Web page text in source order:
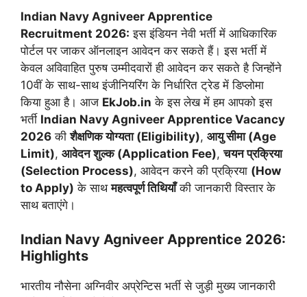
Indian Navy Agniveer Apprentice
Recruitment 2026: इस इंडियन नेवी भर्ती में आधिकारिक
पोर्टल पर जाकर ऑनलाइन आवेदन कर सकते हैं। इस भर्ती में
केवल अविवाहित पुरुष उम्मीदवारों ही आवेदन कर सकते है जिन्होंने
10वीं के साथ-साथ इंजीनियरिंग के निर्धारित ट्रेड में डिप्लोमा
किया हुआ है। आज EkJob.in के इस लेख में हम आपको इस
भर्ती Indian Navy Agniveer Apprentice Vacancy
2026 कीशैक्षणिक योग्यता (Eligibility), आयु सीमा (Age
Limit), आवेदन शुल्क (Application Fee),चयन प्रक्रिया
(Selection Process), आवेदन करने की प्रक्रिया (How
to Apply) के साथमहत्वपूर्ण तिथियाँकी जानकारी विस्तार के
साथ बताएंगे।
Indian Navy Agniveer Apprentice 2026:
Highlights
भारतीय नौसेना अग्निवीर अप्रेन्टिस भर्ती से जुड़ी मुख्य जानकारी